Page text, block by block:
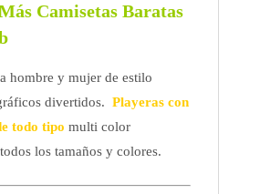
Camisetas Baratas
hombre y mujer de estilo
divertidos. Playeras con
todo tipo multi color
los tamaños y colores.